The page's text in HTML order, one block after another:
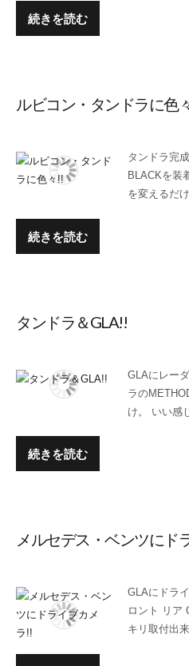
続きを読む
ルビコン・タンドラに色
タンドラ
BLACKを装
を変えるだ
続きを読む
タンドラ＆GLA!!
GLAにレー
ラの
け。 いい感
続きを読む
メルセデス・ベンツにド
GLAにドラ
ロント リア
キリ取付出